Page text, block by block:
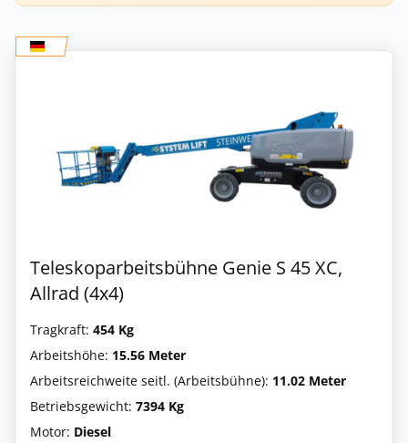
Teleskoparbeitsbühne Genie S 45 XC,
Allrad (4x4)
Tragkraft: 454 Kg
Arbeitshöhe: 15.56 Meter
Arbeitsreichweite seitl. (Arbeitsbühne): 11.02 Meter
Betriebsgewicht: 7394 Kg
Motor: Diesel